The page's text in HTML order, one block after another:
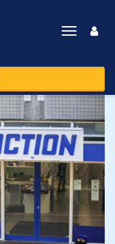
Toggle